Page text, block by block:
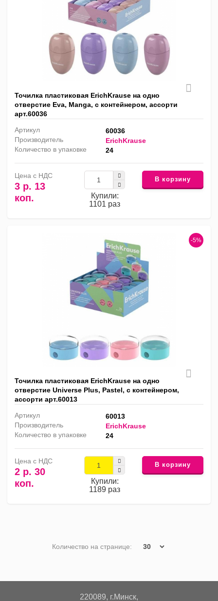
Точилка пластиковая ErichKrause на одно
отверстие Eva, Manga, с контейнером, ассорти
арт.60036
Артикул
60036
Производитель
ErichKrause
Количество в упаковке
24
Цена с НДС
3 р. 13
коп.
Купили:
1101 раз
В корзину
-5%
Точилка пластиковая ErichKrause на одно
отверстие Universe Plus, Pastel, с контейнером,
ассорти арт.60013
Артикул
60013
Производитель
ErichKrause
Количество в упаковке
24
Цена с НДС
2 р. 30
коп.
Купили:
1189 раз
В корзину
Количество на странице:
220089, г.Минск,